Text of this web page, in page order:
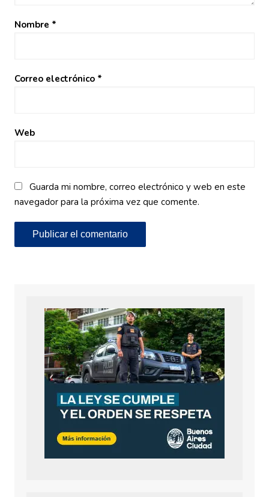
Nombre *
Correo electrónico *
Web
Guarda mi nombre, correo electrónico y web en este
navegador para la próxima vez que comente.